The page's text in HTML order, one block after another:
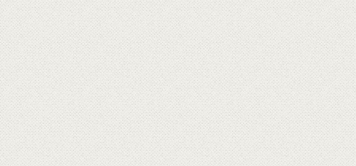
全球首間迴轉起司餐廳 25種起司任你挑